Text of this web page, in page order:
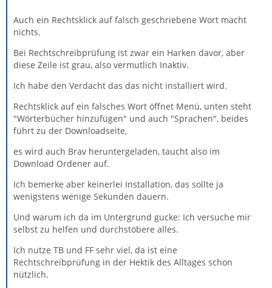
Auch ein Rechtsklick auf falsch geschriebene Wort macht
nichts.
Bei Rechtschreibprüfung ist zwar ein Harken davor, aber
diese Zeile ist grau, also vermutlich Inaktiv.
Ich habe den Verdacht das das nicht installiert wird.
Rechtsklick auf ein falsches Wort öffnet Menü, unten steht
"Wörterbücher hinzufügen" und auch "Sprachen", beides
führt zu der Downloadseite,
es wird auch Brav heruntergeladen, taucht also im
Download Ordener auf.
Ich bemerke aber keinerlei Installation, das sollte ja
wenigstens wenige Sekunden dauern.
Und warum ich da im Untergrund gucke: Ich versuche mir
selbst zu helfen und durchstöbere alles.
Ich nutze TB und FF sehr viel, da ist eine
Rechtschreibprüfung in der Hektik des Alltages schon
nützlich.